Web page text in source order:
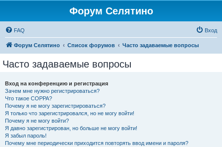
Форум Селятино
FAQ Вход
Форум Селятино Список форумов Часто задаваемые вопросы
Часто задаваемые вопросы
Вход на конференцию и регистрация
Зачем мне нужно регистрироваться?
Что такое COPPA?
Почему я не могу зарегистрироваться?
Я только что зарегистрировался, но не могу войти!
Почему я не могу войти?
Я давно зарегистрирован, но больше не могу войти!
Я забыл пароль!
Почему мне периодически приходится повторять ввод имени и пароля?